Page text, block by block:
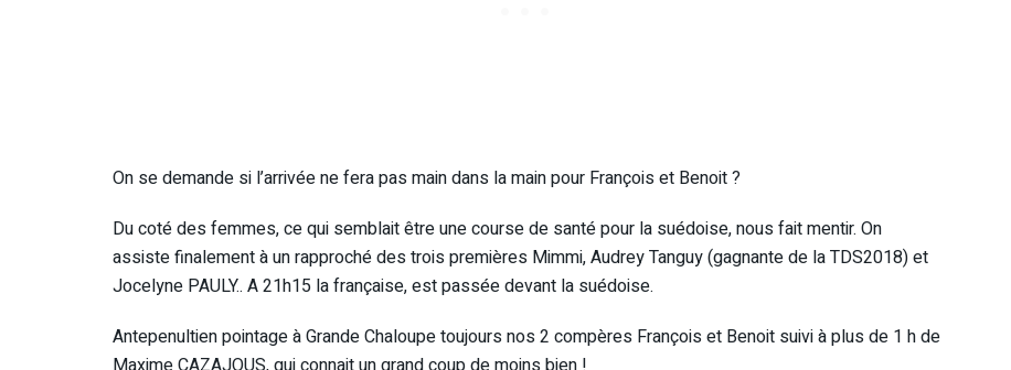
On se demande si l’arrivée ne fera pas main dans la main pour François et Benoit ?
Du coté des femmes, ce qui semblait être une course de santé pour la suédoise, nous fait mentir. On
assiste finalement à un rapproché des trois premières Mimmi, Audrey Tanguy (gagnante de la TDS2018) et
Jocelyne PAULY.. A 21h15 la française, est passée devant la suédoise.
Antepenultien pointage à Grande Chaloupe toujours nos 2 compères François et Benoit suivi à plus de 1 h de